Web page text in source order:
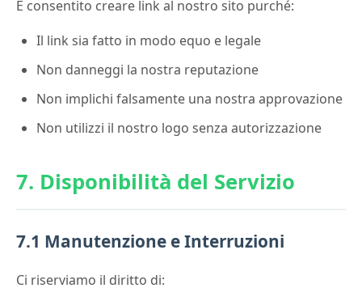
È consentito creare link al nostro sito purché:
Il link sia fatto in modo equo e legale
Non danneggi la nostra reputazione
Non implichi falsamente una nostra approvazione
Non utilizzi il nostro logo senza autorizzazione
7. Disponibilità del Servizio
7.1 Manutenzione e Interruzioni
Ci riserviamo il diritto di: